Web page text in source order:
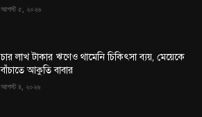
আগস্ট ৫, ২০২৬
চার লাখ টাকার ঋণেও থামেনি চিকিৎসা ব্যয়, মেয়েকে
বাঁচাতে আকুতি বাবার
আগস্ট ৪, ২০২৬